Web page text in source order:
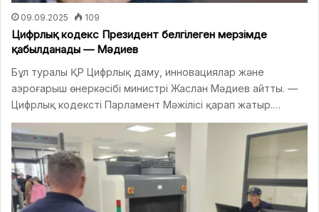
09.09.2025 109
Цифрлық кодекс Президент белгілеген мерзімде
қабылданады — Мәдиев
Бұл туралы ҚР Цифрлық даму, инновациялар және
аэроғарыш өнеркәсібі министрі Жаслан Мәдиев айтты. —
Цифрлық кодексті Парламент Мәжілісі қарап жатыр.…